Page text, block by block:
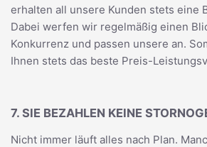
erhalten all unsere Kunden stets eine
Dabei werfen wir regelmäßig einen
Konkurrenz und passen unsere an.
Ihnen stets das beste Preis-
7. SIE BEZAHLEN KEINE
Nicht immer läuft alles nach Plan.